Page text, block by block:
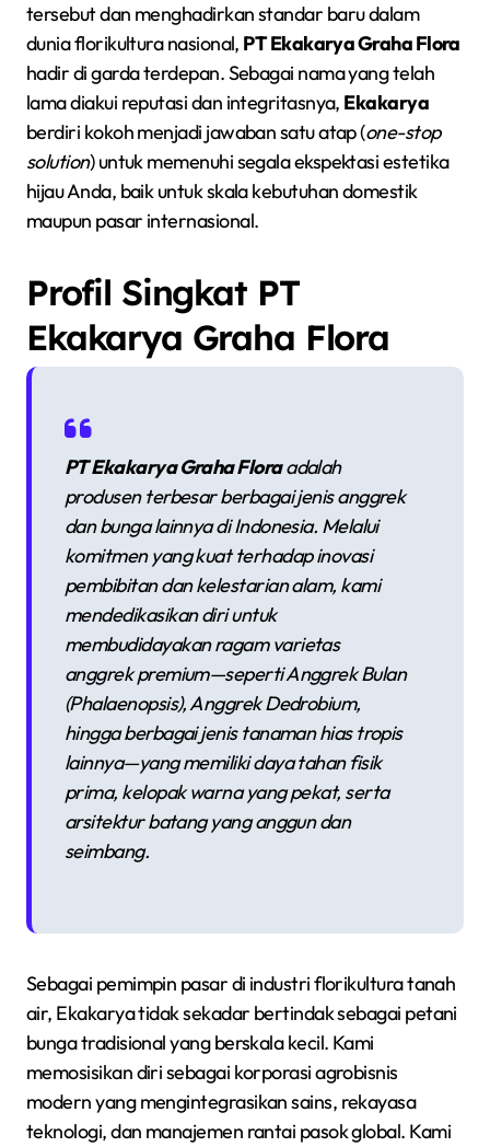
tersebut dan menghadirkan standar baru dalam
dunia florikultura nasional, PT Ekakarya Graha Flora
hadir di garda terdepan. Sebagai nama yang telah
lama diakui reputasi dan integritasnya, Ekakarya
berdiri kokoh menjadi jawaban satu atap (one-stop
solution) untuk memenuhi segala ekspektasi estetika
hijau Anda, baik untuk skala kebutuhan domestik
maupun pasar internasional.
Profil Singkat PT
Ekakarya Graha Flora
PT Ekakarya Graha Floraadalah
produsen terbesar berbagai jenis anggrek
dan bunga lainnya di Indonesia. Melalui
komitmen yang kuat terhadap inovasi
pembibitan dan kelestarian alam, kami
mendedikasikan diri untuk
membudidayakan ragam varietas
anggrek premium—seperti Anggrek Bulan
(Phalaenopsis), Anggrek Dedrobium,
hingga berbagai jenis tanaman hias tropis
lainnya—yang memiliki daya tahan fisik
prima, kelopak warna yang pekat, serta
arsitektur batang yang anggun dan
seimbang.
Sebagai pemimpin pasar di industri florikultura tanah
air, Ekakarya tidak sekadar bertindak sebagai petani
bunga tradisional yang berskala kecil. Kami
memosisikan diri sebagai korporasi agrobisnis
modern yang mengintegrasikan sains, rekayasa
teknologi, dan manajemen rantai pasok global. Kami